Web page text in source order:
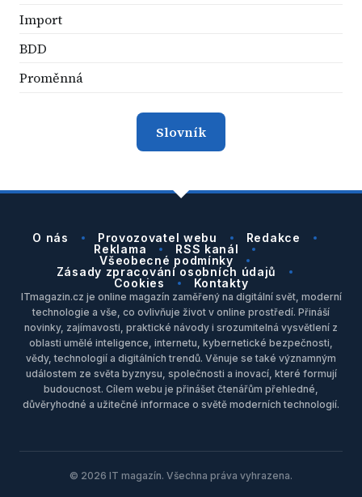
Import
BDD
Proměnná
Slovník
O nás Provozovatel webu
Redakce
Reklama
RSS kanál
Všeobecné podmínky
Zásady zpracování osobních údajů
Cookies
Kontakty
ITmagazin.cz je online magazín zaměřený na digitální svět, moderní
technologie a vše, co ovlivňuje život v online prostředí. Přináší
novinky, zajímavosti, praktické návody i srozumitelná vysvětlení z
oblasti umělé inteligence, internetu, kybernetické bezpečnosti,
vědy, technologií a digitálních trendů. Věnuje se také významným
událostem ze světa byznysu, společnosti a inovací, které formují
budoucnost. Cílem webu je přinášet čtenářům přehledné,
důvěryhodné a užitečné informace o světě moderních technologií.
© 2026 IT magazín. Všechna práva vyhrazena.